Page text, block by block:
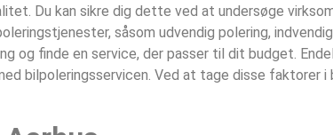
Du kan sikre dig dette ved at undersøge
såsom udvendig polering,
og finde en service, der passer til dit budget.
bilpoleringsservicen. Ved at tage disse faktorer